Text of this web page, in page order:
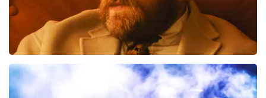
Teddy Swims